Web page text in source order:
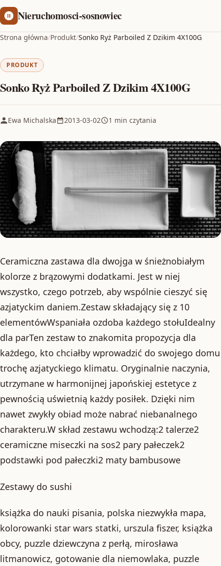
Nieruchomosci-sosnowiec
Strona główna/Produkt/Sonko Ryż Parboiled Z Dzikim 4X100G
PRODUKT
Sonko Ryż Parboiled Z Dzikim 4X100G
Ewa Michalska 2013-03-02 1 min czytania
Ceramiczna zastawa dla dwojga w śnieżnobiałym
kolorze z brązowymi dodatkami. Jest w niej
wszystko, czego potrzeb, aby wspólnie cieszyć się
azjatyckim daniem.Zestaw składający się z 10
elementówWspaniała ozdoba każdego stołuIdealny
dla parTen zestaw to znakomita propozycja dla
każdego, kto chciałby wprowadzić do swojego domu
trochę azjatyckiego klimatu. Oryginalnie naczynia,
utrzymane w harmonijnej japońskiej estetyce z
pewnością uświetnią każdy posiłek. Dzięki nim
nawet zwykły obiad może nabrać niebanalnego
charakteru.W skład zestawu wchodzą:2 talerze2
ceramiczne miseczki na sos2 pary pałeczek2
podstawki pod pałeczki2 maty bambusowe
Zestawy do sushi
książka do nauki pisania, polska niezwykła mapa,
kolorowanki star wars statki, urszula fiszer, książka
obcy, puzzle dziewczyna z perłą, mirosława
litmanowicz, gotowanie dla niemowlaka, puzzle